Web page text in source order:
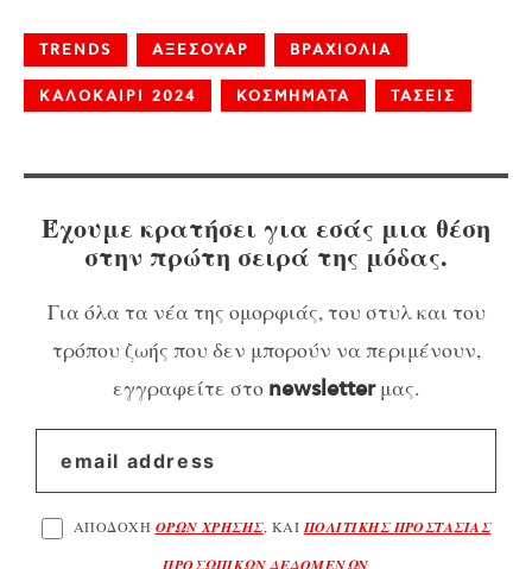
TRENDS ΑΞΕΣΟΥΑΡ ΒΡΑΧΙΟΛΙΑ
ΚΑΛΟΚΑΙΡΙ 2024 ΚΟΣΜΗΜΑΤΑ ΤΑΣΕΙΣ
Έχουμε κρατήσει για εσάς μια θέση
στην πρώτη σειρά της μόδας.
Για όλα τα νέα της ομορφιάς, του στυλ και του
τρόπου ζωής που δεν μπορούν να περιμένουν,
εγγραφείτε στο newsletterμας.
ΑΠΟΔΟΧΗ ΟΡΩΝ ΧΡΗΣΗΣ, ΚΑΙ ΠΟΛΙΤΙΚΗΣ ΠΡΟΣΤΑΣΙΑΣ
ΠΡΟΣΩΠΙΚΩΝ ΔΕΔΟΜΕΝΩΝ